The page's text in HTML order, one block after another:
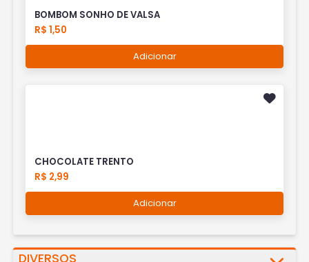
BOMBOM SONHO DE VALSA
R$ 1,50
Adicionar
CHOCOLATE TRENTO
R$ 2,99
Adicionar
DIVERSOS